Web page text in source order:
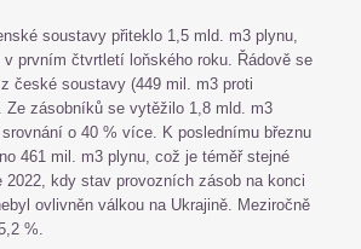
soustavy přiteklo 1,5 mld. m3 plynu,
prvním čtvrtletí loňského roku. Řádově se
české soustavy (449 mil. m3 proti
Ze zásobníků se vytěžilo 1,8 mld. m3
o 40 % více. K poslednímu březnu
461 mil. m3 plynu, což je téměř stejné
kdy stav provozních zásob na konci
ovlivněn válkou na Ukrajině. Meziročně
%.